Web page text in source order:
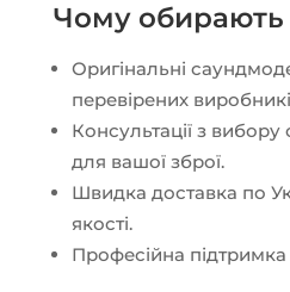
Чому обирають
Оригінальні
перевірених
Консультації з
для вашої зброї.
Швидка доставка по
якості.
Професійна